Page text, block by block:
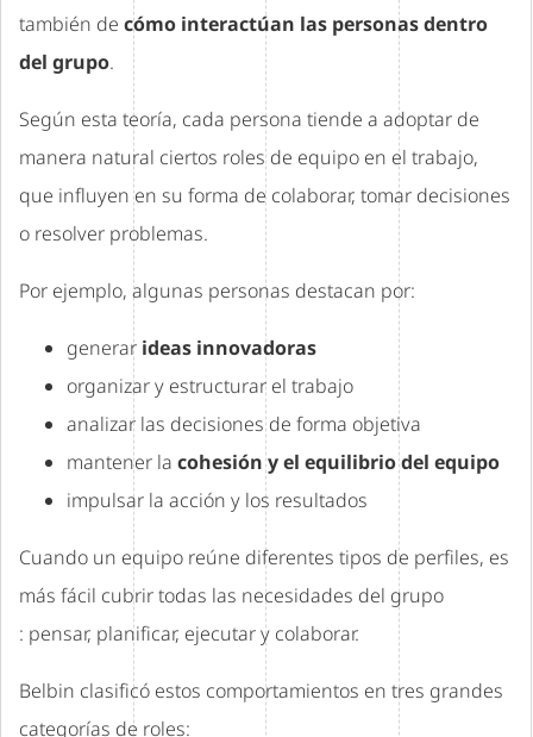
también de cómo interactúan las personas dentro
del grupo.
Según esta teoría, cada persona tiende a adoptar de
manera natural ciertos roles de equipo en el trabajo,
que influyen en su forma de colaborar, tomar decisiones
o resolver problemas.
Por ejemplo, algunas personas destacan por:
generar ideas innovadoras
organizar y estructurar el trabajo
analizar las decisiones de forma objetiva
mantener la cohesión y el equilibrio del equipo
impulsar la acción y los resultados
Cuando un equipo reúne diferentes tipos de perfiles, es
más fácil cubrir todas las necesidades del grupo
: pensar, planificar, ejecutar y colaborar.
Belbin clasificó estos comportamientos en tres grandes
categorías de roles: